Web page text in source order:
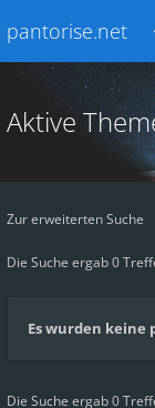
pantorise.net
Aktive
Zur erweiterten Suche
Die Suche ergab 0
Es wurden keine
Die Suche ergab 0